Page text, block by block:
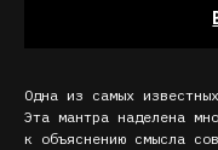
Одна из самых
Эта мантра наделена
к объяснению смысла